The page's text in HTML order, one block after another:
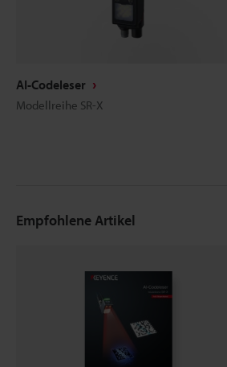
AI-Codeleser
Modellreihe SR-X
Empfohlene Artikel